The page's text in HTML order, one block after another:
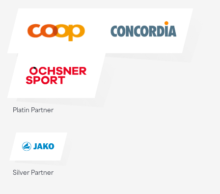
Platin Partner
Silver Partner